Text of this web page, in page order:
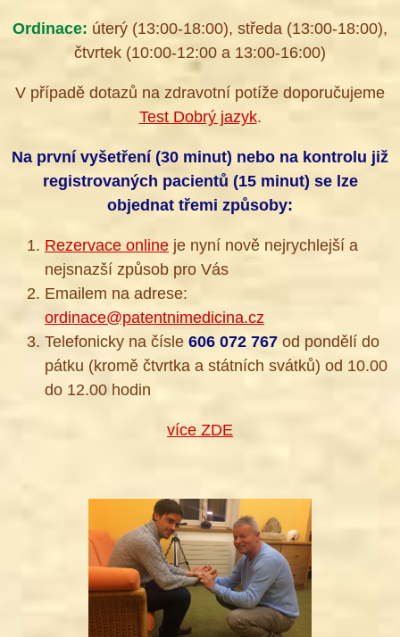
Ordinace: úterý (13:00-18:00), středa (13:00-18:00),
čtvrtek (10:00-12:00 a 13:00-16:00)
V případě dotazů na zdravotní potíže doporučujeme
Test Dobrý jazyk.
Na první vyšetření (30 minut) nebo na kontrolu již
registrovaných pacientů (15 minut) se lze
objednat třemi způsoby:
Rezervace online je nyní nově nejrychlejší a
nejsnazší způsob pro Vás
Emailem na adrese:
ordinace@patentnimedicina.cz
Telefonicky na čísle 606 072 767 od pondělí do
pátku (kromě čtvrtka a státních svátků) od 10.00
do 12.00 hodin
více ZDE